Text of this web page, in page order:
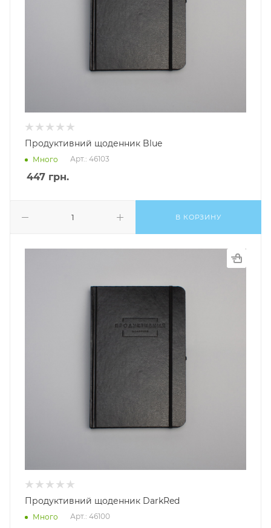
Продуктивний щоденник Blue
Много Арт.: 46103
447 грн.
В КОРЗИНУ
Продуктивний щоденник DarkRed
Много Арт.: 46100